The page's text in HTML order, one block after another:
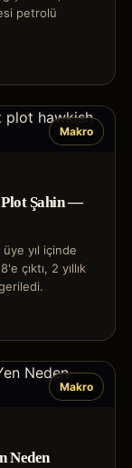
petrolü
Makro
Şahin —
yıl içinde
çıktı, 2 yıllık
Makro
Neden